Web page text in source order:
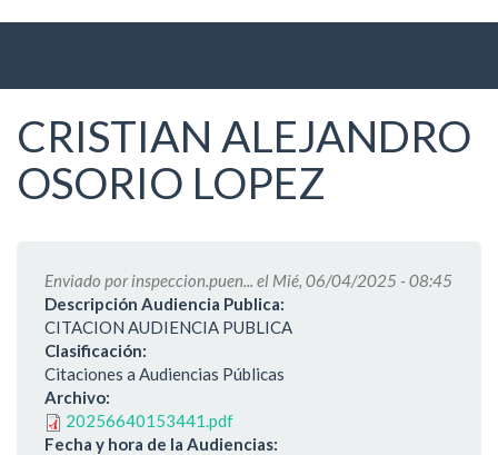
CRISTIAN ALEJANDRO
OSORIO LOPEZ
Enviado porinspeccion.puen...
el Mié, 06/04/2025 - 08:45
Descripción Audiencia Publica:
CITACION AUDIENCIA PUBLICA
Clasificación:
Citaciones a Audiencias Públicas
Archivo:
20256640153441.pdf
Fecha y hora de la Audiencias: